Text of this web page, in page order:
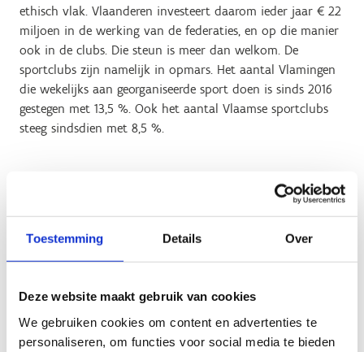
Toestemming Details Over
Deze website maakt gebruik van cookies
We gebruiken cookies om content en advertenties te
personaliseren, om functies voor social media te bieden
ethisch vlak. Vlaanderen investeert daarom ieder jaar € 22
miljoen in de werking van de federaties, en op die manier
ook in de clubs. Die steun is meer dan welkom. De
sportclubs zijn namelijk in opmars. Het aantal Vlamingen
die wekelijks aan georganiseerde sport doen is sinds 2016
gestegen met 13,5 %. Ook het aantal Vlaamse sportclubs
steeg sindsdien met 8,5 %.
Om die groei verder te stimuleren investeert Vlaams
minister van Sport Ben Weyts vanaf volgend jaar extra in
de werking van de federaties en in de clubs. Samen met
miljoen per jaar. Met die middelen ondersteunen de
van (interclub)competities en de uitbouw van een